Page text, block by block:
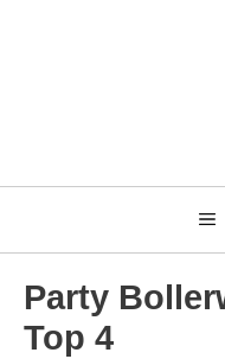
Party
Top 4